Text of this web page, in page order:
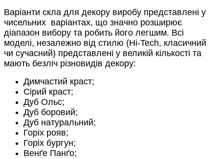
Варіанти скла для декору виробу представлені у
чисельних варіантах, що значно розширює
діапазон вибору та робить його легшим. Всі
моделі, незалежно від стилю (Hi-Tech, класичний
чи сучасний) представлені у великій кількості та
мають безліч різновидів декору:
Димчастий краст;
Сірий краст;
Дуб Ольс;
Дуб боровий;
Дуб натуральний;
Горіх рояв;
Горіх бургун;
Венґе Панґо;